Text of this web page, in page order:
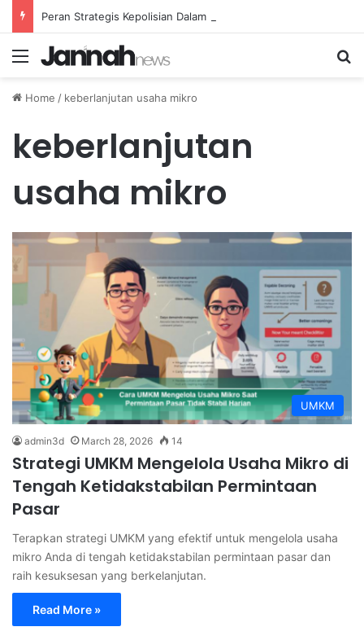
Menu
Home / keberlanjutan usaha mikro
keberlanjutan
usaha mikro
UMKM
admin3d March 28, 2026 14
Strategi UMKM Mengelola Usaha Mikro di
Tengah Ketidakstabilan Permintaan
Pasar
Terapkan strategi UMKM yang efektif untuk mengelola usaha
mikro Anda di tengah ketidakstabilan permintaan pasar dan
raih kesuksesan yang berkelanjutan.
Read More »